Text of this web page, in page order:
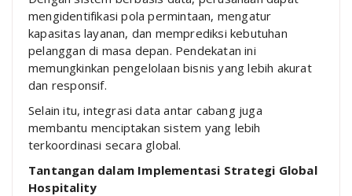
mengidentifikasi pola permintaan, mengatur
kapasitas layanan, dan memprediksi kebutuhan
pelanggan di masa depan. Pendekatan ini
memungkinkan pengelolaan bisnis yang lebih akurat
dan responsif.
Selain itu, integrasi data antar cabang juga
membantu menciptakan sistem yang lebih
terkoordinasi secara global.
Tantangan dalam Implementasi Strategi Global
Hospitality